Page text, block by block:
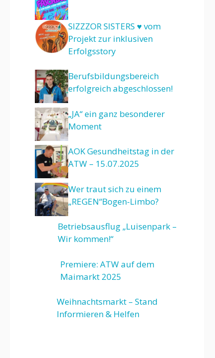
SIZZZOR SISTERS ♥ vom
Projekt zur inklusiven
Erfolgsstory
Berufsbildungsbereich
erfolgreich abgeschlossen!
„JA“ ein ganz besonderer
Moment
AOK Gesundheitstag in der
ATW – 15.07.2025
Wer traut sich zu einem
„REGEN“Bogen-Limbo?
Betriebsausflug „Luisenpark –
Wir kommen!“
Premiere: ATW auf dem
Maimarkt 2025
Weihnachtsmarkt – Stand
Informieren & Helfen